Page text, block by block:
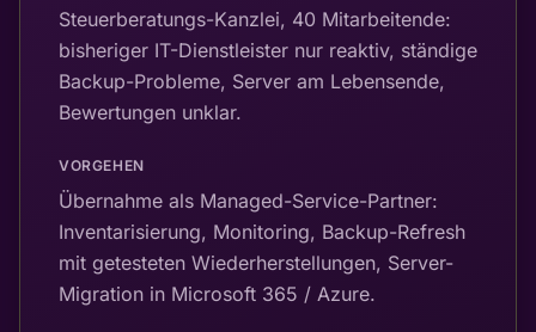
Steuerberatungs-Kanzlei, 40 Mitarbeitende:
bisheriger IT-Dienstleister nur reaktiv, ständige
Backup-Probleme, Server am Lebensende,
Bewertungen unklar.
VORGEHEN
Übernahme als Managed-Service-Partner:
Inventarisierung, Monitoring, Backup-Refresh
mit getesteten Wiederherstellungen, Server-
Migration in Microsoft 365 / Azure.